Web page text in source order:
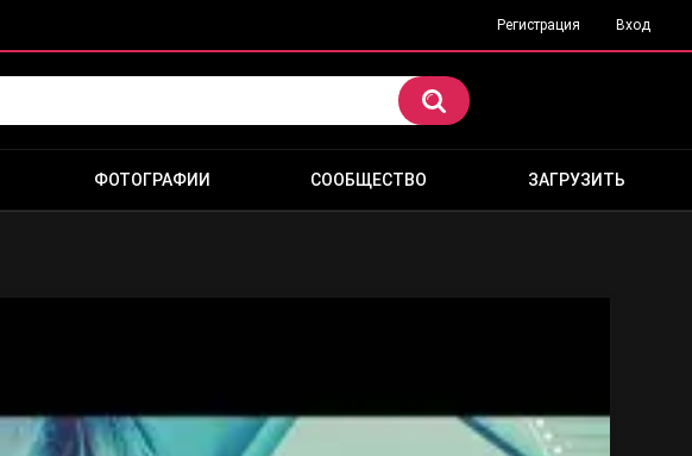
Регистрация Вход
ФОТОГРАФИИ СООБЩЕСТВО ЗАГРУЗИТЬ